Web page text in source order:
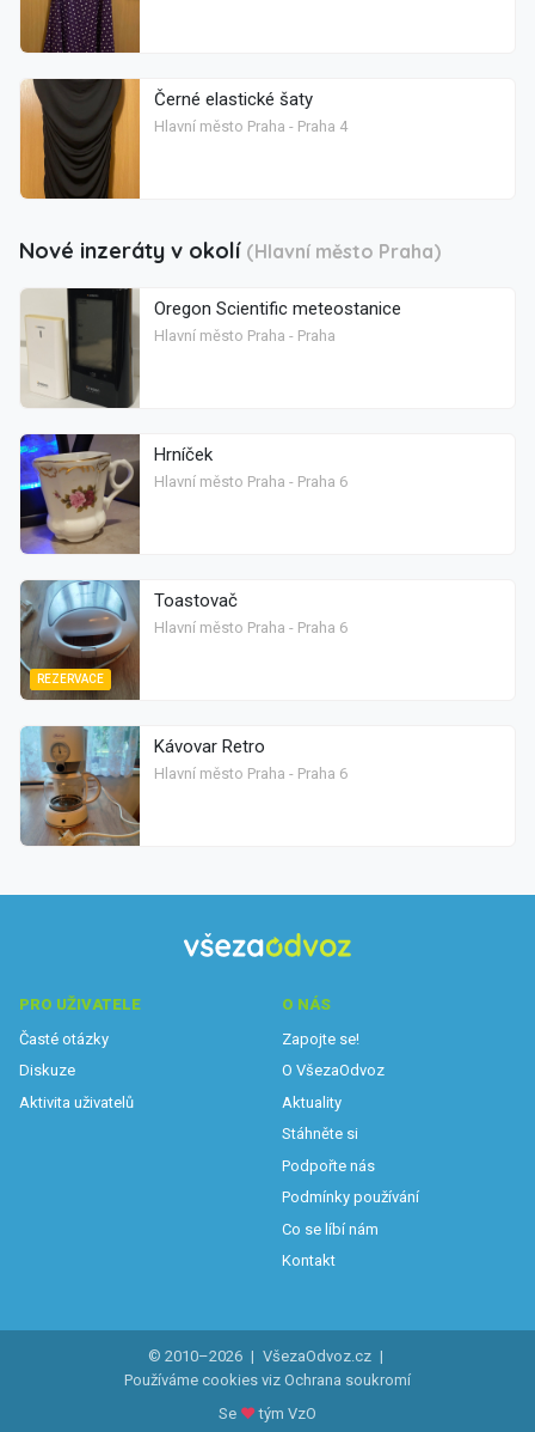
Černé elastické šaty
Hlavní město Praha - Praha 4
Nové inzeráty v okolí (Hlavní město Praha)
Oregon Scientific meteostanice
Hlavní město Praha - Praha
Hrníček
Hlavní město Praha - Praha 6
REZERVACE
Toastovač
Hlavní město Praha - Praha 6
Kávovar Retro
Hlavní město Praha - Praha 6
PRO UŽIVATELE
Časté otázky
Diskuze
Aktivita uživatelů
O NÁS
Zapojte se!
O VšezaOdvoz
Aktuality
Stáhněte si
Podpořte nás
Podmínky používání
Co se líbí nám
Kontakt
© 2010–2026 | VšezaOdvoz.cz |
Používáme cookies viz Ochrana soukromí
Se ♥ tým VzO